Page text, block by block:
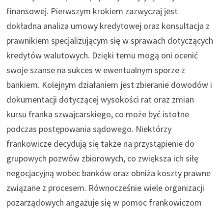
finansowej. Pierwszym krokiem zazwyczaj jest
dokładna analiza umowy kredytowej oraz konsultacja z
prawnikiem specjalizującym się w sprawach dotyczących
kredytów walutowych. Dzięki temu mogą oni ocenić
swoje szanse na sukces w ewentualnym sporze z
bankiem. Kolejnym działaniem jest zbieranie dowodów i
dokumentacji dotyczącej wysokości rat oraz zmian
kursu franka szwajcarskiego, co może być istotne
podczas postępowania sądowego. Niektórzy
frankowicze decydują się także na przystąpienie do
grupowych pozwów zbiorowych, co zwiększa ich siłę
negocjacyjną wobec banków oraz obniża koszty prawne
związane z procesem. Równocześnie wiele organizacji
pozarządowych angażuje się w pomoc frankowiczom